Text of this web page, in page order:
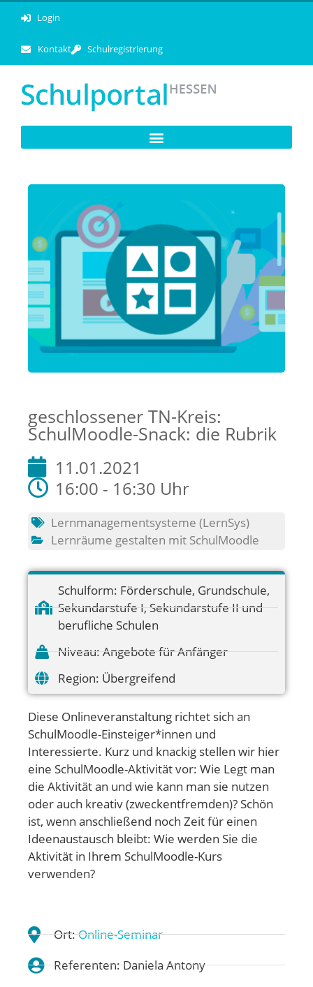
Login
Kontakt Schulregistrierung
geschlossener TN-Kreis:
SchulMoodle-Snack: die Rubrik
11.01.2021
16:00 - 16:30 Uhr
Lernmanagementsysteme (LernSys)
Lernräume gestalten mit SchulMoodle
Schulform: Förderschule, Grundschule,
Sekundarstufe I, Sekundarstufe II und
berufliche Schulen
Niveau: Angebote für Anfänger
Region: Übergreifend
Diese Onlineveranstaltung richtet sich an
SchulMoodle-Einsteiger*innen und
Interessierte. Kurz und knackig stellen wir hier
eine SchulMoodle-Aktivität vor: Wie Legt man
die Aktivität an und wie kann man sie nutzen
oder auch kreativ (zweckentfremden)? Schön
ist, wenn anschließend noch Zeit für einen
Ideenaustausch bleibt: Wie werden Sie die
Aktivität in Ihrem SchulMoodle-Kurs
verwenden?
Ort:Online-Seminar
Referenten: Daniela Antony